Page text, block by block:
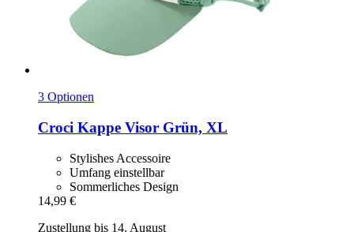
3 Optionen
Croci Kappe Visor Grün, XL
Stylishes Accessoire
Umfang einstellbar
Sommerliches Design
14,99 €
Zustellung bis 14. August